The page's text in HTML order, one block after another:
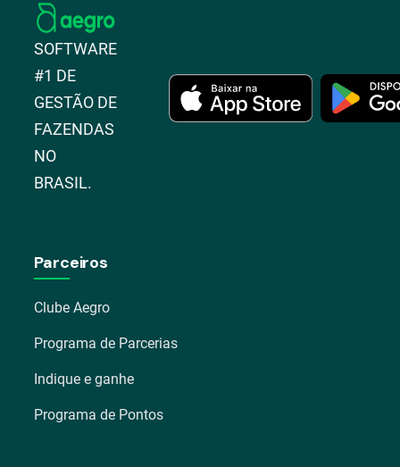
SOFTWARE
#1 DE
GESTÃO DE
FAZENDAS
NO
BRASIL.
Parceiros
Clube Aegro
Programa de Parcerias
Indique e ganhe
Programa de Pontos